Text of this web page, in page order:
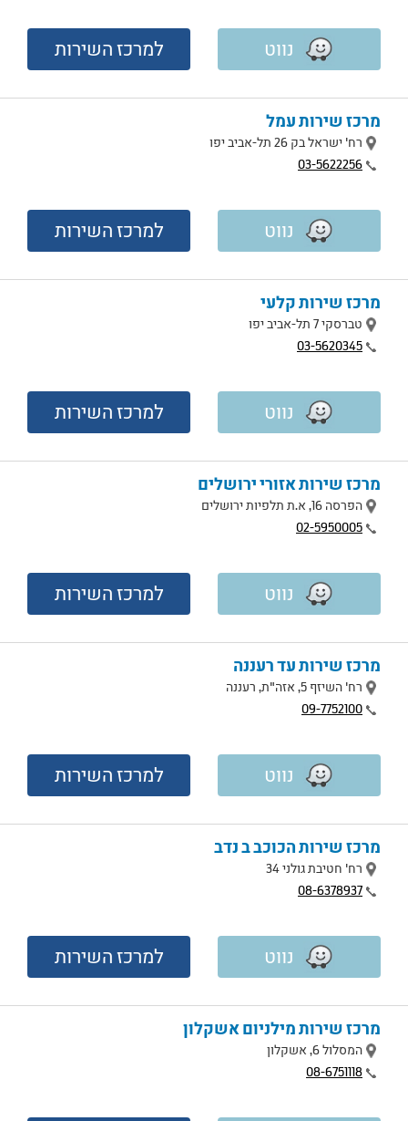
נווט למרכז השירות
מרכז שירות עמל
מיקום
רח' ישראל בק 26 תל-אביב יפו
טלפון
03-5622256
נווט למרכז השירות
מרכז שירות קלעי
מיקום
טברסקי 7 תל-אביב יפו
טלפון
03-5620345
נווט למרכז השירות
מרכז שירות אזורי ירושלים
מיקום
הפרסה 16, א.ת תלפיות ירושלים
טלפון
02-5950005
נווט למרכז השירות
מרכז שירות עד רעננה
מיקום
רח' השיזף 5, אזה"ת, רעננה
טלפון
09-7752100
נווט למרכז השירות
מרכז שירות הכוכב ב נדב
מיקום
רח' חטיבת גולני 34
טלפון
08-6378937
נווט למרכז השירות
מרכז שירות מילניום אשקלון
מיקום
המסלול 6, אשקלון
טלפון
08-6751118